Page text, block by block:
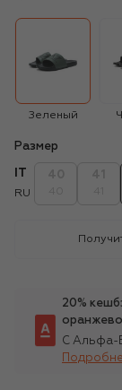
Зеленый
Размер
RU
20%
С Альфа-